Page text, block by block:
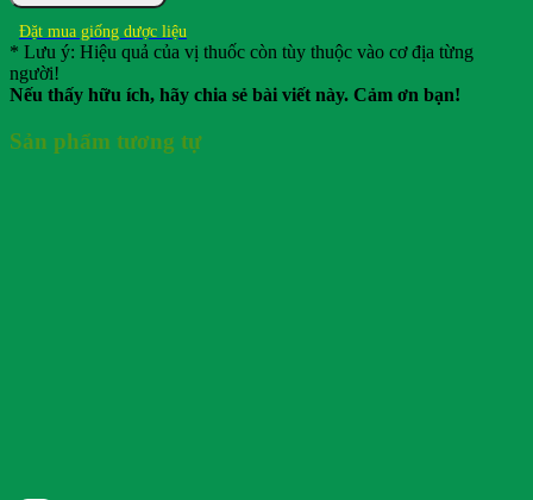
Đặt mua giống dược liệu
* Lưu ý: Hiệu quả của vị thuốc còn tùy thuộc vào cơ địa từng
người!
Nếu thấy hữu ích, hãy chia sẻ bài viết này. Cảm ơn bạn!
Sản phẩm tương tự